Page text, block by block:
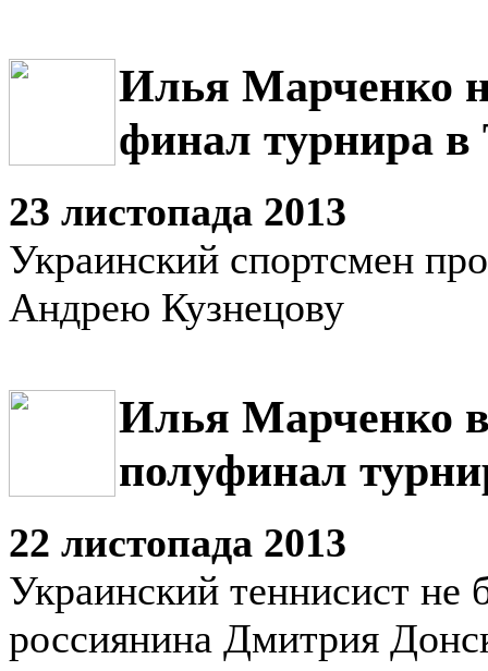
Илья Марченко
финал турнира
23 листопада 2013
Украинский спортсмен
Андрею Кузнецову
Илья Марченко
полуфинал
22 листопада 2013
Украинский теннисист не
россиянина Дмитрия